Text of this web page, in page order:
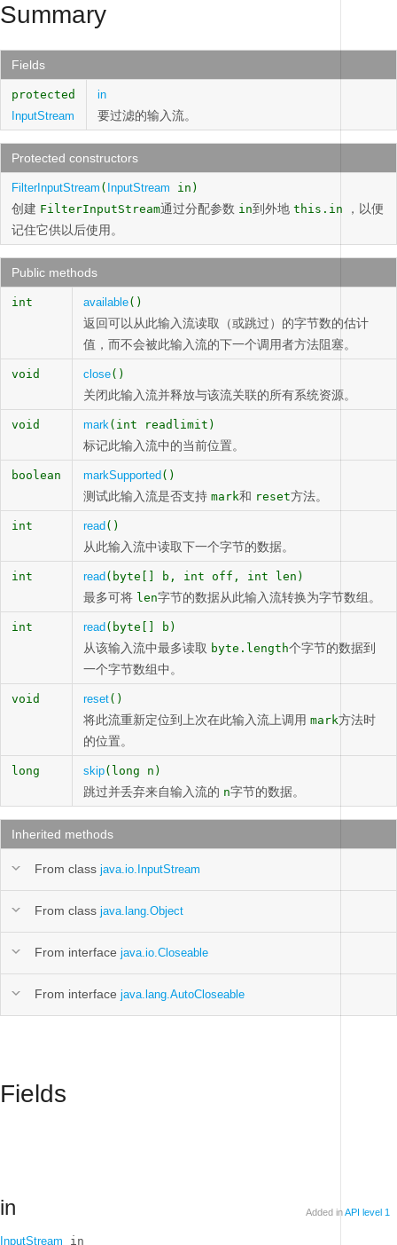
Summary
Fields
protected
InputStream
in
要过滤的输入流。
Protected constructors
FilterInputStream ( InputStream in)
创建 FilterInputStream通过分配参数 in到外地 this.in ，以便
记住它供以后使用。
Public methods
int available()
返回可以从此输入流读取（或跳过）的字节数的估计
值，而不会被此输入流的下一个调用者方法阻塞。
void close()
关闭此输入流并释放与该流关联的所有系统资源。
void mark(int readlimit)
标记此输入流中的当前位置。
boolean markSupported ()
测试此输入流是否支持 mark和 reset方法。
int read ()
从此输入流中读取下一个字节的数据。
int read (byte[] b, int off, int len)
最多可将 len字节的数据从此输入流转换为字节数组。
int read (byte[] b)
从该输入流中最多读取 byte.length个字节的数据到
一个字节数组中。
void reset()
将此流重新定位到上次在此输入流上调用 mark方法时
的位置。
long skip(long n)
跳过并丢弃来自输入流的 n字节的数据。
Inherited methods
From class java.io.InputStream
From class java.lang.Object
From interface java.io.Closeable
From interface java.lang.AutoCloseable
Fields
in Added inAPI level 1
InputStream in